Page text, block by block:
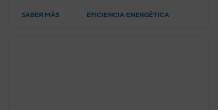
SABER MÁS EFICIENCIA ENERGÉTICA